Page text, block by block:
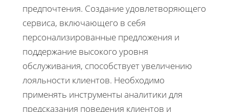
предпочтения. Создание удовлетворяющего
сервиса, включающего в себя
персонализированные предложения и
поддержание высокого уровня
обслуживания, способствует увеличению
лояльности клиентов. Необходимо
применять инструменты аналитики для
предсказания поведения клиентов и